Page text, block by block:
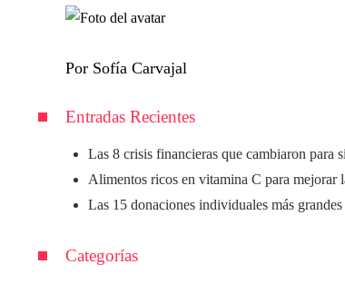
Por Sofía Carvajal
Entradas Recientes
Las 8 crisis financieras que cambiaron para
Alimentos ricos en vitamina C para mejorar
Las 15 donaciones individuales más
Categorías